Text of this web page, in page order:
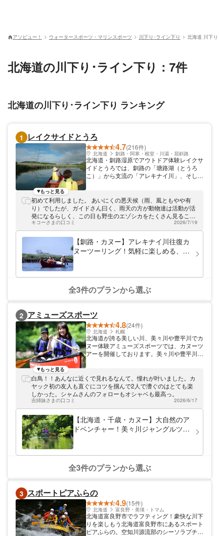
アソビュー！ ウォータースポーツ・マリンスポーツ 川下り･ライン下り 北海道 川下
北海道の川下り･ライン下り：7件
北海道の川下り･ライン下り ランキング
1 レイクサイドとうろ
4.7(216件)
北海道 釧路・阿寒・根室・川湯・屈斜路
北海道・釧路湿原でアウトドア体験レイクサ
イドとうろでは、釧路の「塘路湖（とうろ
こ）」から支流の「アレキナイ川」、そして
はそれぞれ景色の特徴が異なり、どの時期に
行っても飽きることがありません。
もっと見る
初めて利用しました。 あいにくの悪天候（雨、風ともやや有
り）でしたが、ガイドさん曰く、雨天の方が動物達は活動が活
発になるらしく、この日も野生のエゾシカをたくさん見ること
ができました。可愛い子鹿もたくさんいました。また、野鳥で
はカワセミ、カワウ、カモなどがいましたが、特にまだ見たこ
とがなかったヤマセミとオジロワシを何度も目にすることがで
き、とても感動しました。 カヌーの操作は難しくなく、川の流
れもかなりゆるやかなので安心でした。 ガイドさんはじめ、ス
タッフの方々が皆さんとても親切で、また違う季節に体験した
いと思いました。
キコーさまの口コミ 2026/7/19
【釧路・カヌー】アレキナイ川往復カ
ヌーツーリング！気軽に楽しめる、1
全3件のプランから選ぶ
2 アミューズスポーツ
4.8(24件)
北海道 札幌
北海道が誇る美しい川、美々川や豊平川でカ
ヌー体験アミューズスポーツでは、カヌーツ
アーを開催しております。美々川や豊平川コ
ディアンカヌーを使用し、安全第一にツアー
を催行しております。各スポットのみどころ
も満載！また、野鳥観察、森林浴、川遊びな
ど自然と一体となってツアーをお楽しみくだ
さい。
もっと見る
白鳥！！あんなに近くで見れるなんて。憧れが叶いました。カ
ヤック初の友人も直ぐにコツを掴んで2人で漕ぐのはとても楽
しかった。シャムさんのフォローもオシャベも最高っ。
吉姉妹さまの口コミ 2026/6/17
【北海道・千歳・カヌー】大自然のア
ドベンチャー！美々川ジャングルツー
全3件のプランから選ぶ
3 スポートピアふらの
4.9(15件)
北海道 富良野・美瑛・トマム
北海道富良野市でラフティング！豪快な川下
りを楽しもう北海道富良野市にあるスポート
ピアふらの。空知川源流部のシーソラプチ川